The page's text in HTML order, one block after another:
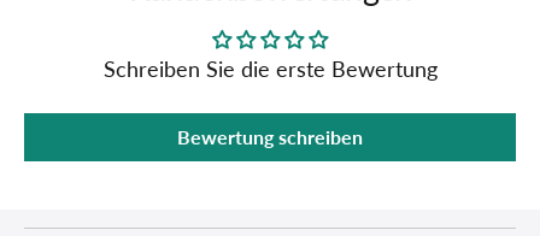
Schreiben Sie die erste Bewertung
Bewertung schreiben